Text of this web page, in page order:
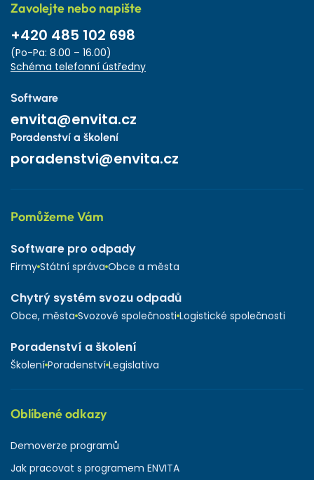
Zavolejte nebo napište
+420 485 102 698
(Po-Pa: 8.00 – 16.00)
Schéma telefonní ústředny
Software
envita@envita.cz
Poradenství a školení
poradenstvi@envita.cz
Pomůžeme Vám
Software pro odpady
Firmy Státní správa Obce a města
Chytrý systém svozu odpadů
Obce, města Svozové společnosti Logistické společnosti
Poradenství a školení
Školení Poradenství Legislativa
Oblíbené odkazy
Demoverze programů
Jak pracovat s programem ENVITA